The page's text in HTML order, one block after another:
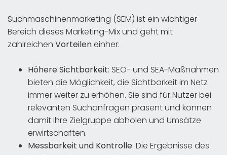
Suchmaschinenmarketing (SEM) ist ein wichtiger
Bereich dieses Marketing-Mix und geht mit
zahlreichen Vorteileneinher:
Höhere Sichtbarkeit: SEO- und SEA-Maßnahmen
bieten die Möglichkeit, die Sichtbarkeit im Netz
immer weiter zu erhöhen. Sie sind für Nutzer bei
relevanten Suchanfragen präsent und können
damit ihre Zielgruppe abholen und Umsätze
erwirtschaften.
Messbarkeit und Kontrolle: Die Ergebnisse des